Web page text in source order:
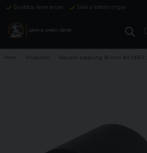
Snabba leveranser Säkra betalningar
Hem Produkter Bas och toppring 30 mm för QRP2